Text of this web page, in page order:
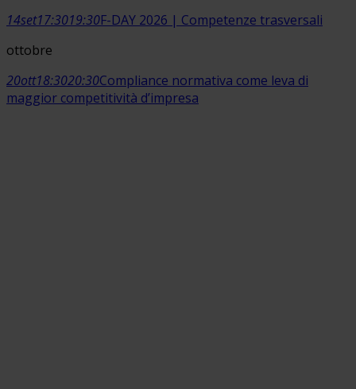
14set17:3019:30F-DAY 2026 | Competenze trasversali
ottobre
20ott18:3020:30Compliance normativa come leva di
maggior competitività d’impresa